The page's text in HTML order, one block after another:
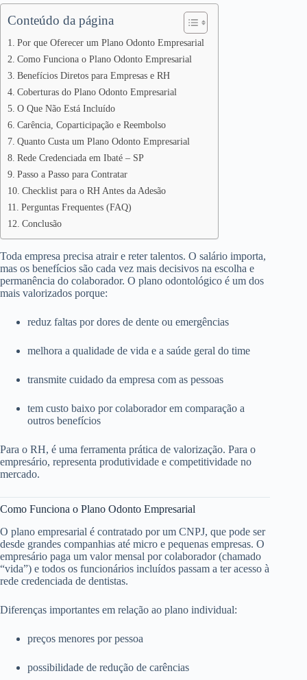
Conteúdo da página
Por que Oferecer um Plano Odonto Empresarial
Como Funciona o Plano Odonto Empresarial
Benefícios Diretos para Empresas e RH
Coberturas do Plano Odonto Empresarial
O Que Não Está Incluído
Carência, Coparticipação e Reembolso
Quanto Custa um Plano Odonto Empresarial
Rede Credenciada em Ibaté – SP
Passo a Passo para Contratar
Checklist para o RH Antes da Adesão
Perguntas Frequentes (FAQ)
Conclusão
Toda empresa precisa atrair e reter talentos. O salário importa,
mas os benefícios são cada vez mais decisivos na escolha e
permanência do colaborador. O plano odontológico é um dos
mais valorizados porque:
reduz faltas por dores de dente ou emergências
melhora a qualidade de vida e a saúde geral do time
transmite cuidado da empresa com as pessoas
tem custo baixo por colaborador em comparação a
outros benefícios
Para o RH, é uma ferramenta prática de valorização. Para o
empresário, representa produtividade e competitividade no
mercado.
Como Funciona o Plano Odonto Empresarial
O plano empresarial é contratado por um CNPJ, que pode ser
desde grandes companhias até micro e pequenas empresas. O
empresário paga um valor mensal por colaborador (chamado
“vida”) e todos os funcionários incluídos passam a ter acesso à
rede credenciada de dentistas.
Diferenças importantes em relação ao plano individual:
preços menores por pessoa
possibilidade de redução de carências